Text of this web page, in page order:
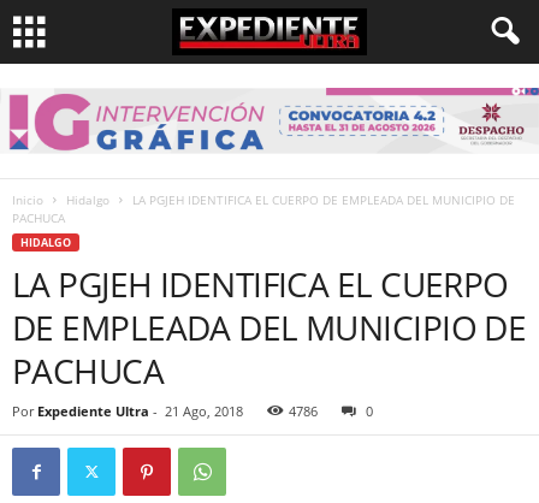
Inicio Hidalgo
LA PGJEH IDENTIFICA EL CUERPO DE EMPLEADA DEL MUNICIPIO DE
PACHUCA
HIDALGO
LA PGJEH IDENTIFICA EL CUERPO
DE EMPLEADA DEL MUNICIPIO DE
PACHUCA
Por Expediente Ultra - 21 Ago, 2018 4786 0